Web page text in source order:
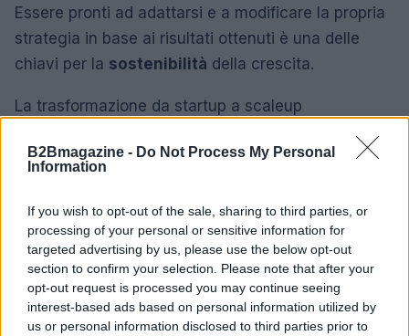
B2Bmagazine - Do Not Process My Personal
Information
If you wish to opt-out of the sale, sharing to third parties, or
processing of your personal or sensitive information for
targeted advertising by us, please use the below opt-out
section to confirm your selection. Please note that after your
opt-out request is processed you may continue seeing
interest-based ads based on personal information utilized by
us or personal information disclosed to third parties prior to
Essere pronti ad adattarsi e a modificare la propria
strategia in base ai risultati ottenuti è una delle
chiavi per la sostenibilità della crescita.
La trasformazione da startup a scaleup
Con una visione chiara, investimenti strategici in
una gestione sostenibile della crescita, le aziende
possono non solo raggiungere, ma superare i loro
obiettivi. Seguendo queste best practices, il
successo è alla portata di mano.